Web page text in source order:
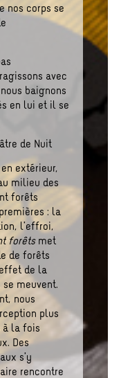
nos corps se
avec
baignons
en lui et il se
de Nuit
extérieur,
milieu des
forêts
: la
l’effroi,
forêtsmet
de forêts
de la
meuvent.
nous
plus
à la fois
Des
s’y
rencontre